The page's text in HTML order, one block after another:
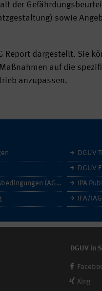
der
sowie
Report dargestellt. Sie
auf die
anzupassen.
Allgemeine Geschäftsbedingungen (AGB)
DGUV
DGUV
IPA
IFA/
DGUV in
Xing